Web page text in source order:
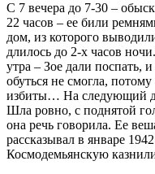
С 7 вечера до 7-30 –
22 часов – ее били
дом, из которого
длилось до 2-х часов
утра – Зое дали поспать,
обуться не смогла,
избиты… На следующий
Шла ровно, с поднятой
она речь говорила. Ее
рассказывал в январе
Космодемьянскую